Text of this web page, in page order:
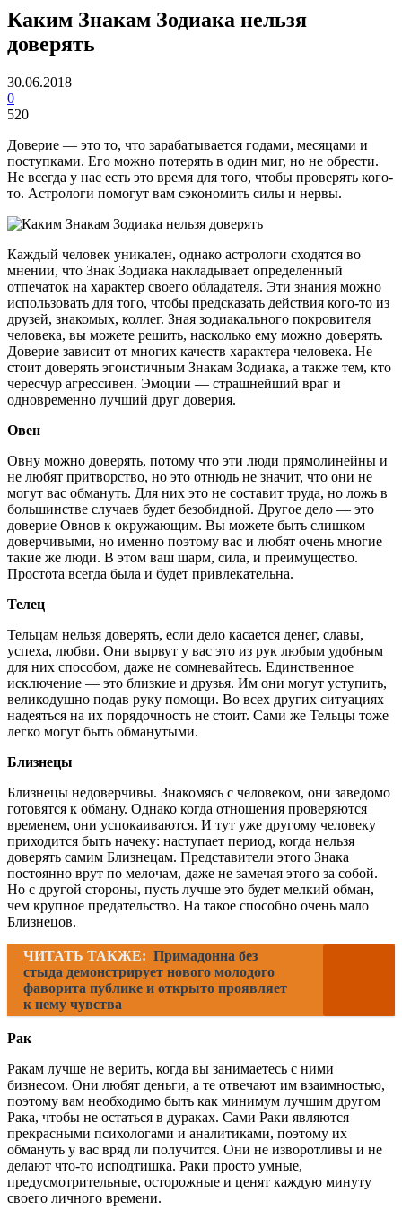
Каким Знакам Зодиака нельзя
доверять
30.06.2018
0
520
Доверие — это то, что зарабатывается годами, месяцами и
поступками. Его можно потерять в один миг, но не обрести.
Не всегда у нас есть это время для того, чтобы проверять кого-
то. Астрологи помогут вам сэкономить силы и нервы.
Каждый человек уникален, однако астрологи сходятся во
мнении, что Знак Зодиака накладывает определенный
отпечаток на характер своего обладателя. Эти знания можно
использовать для того, чтобы предсказать действия кого-то из
друзей, знакомых, коллег. Зная зодиакального покровителя
человека, вы можете решить, насколько ему можно доверять.
Доверие зависит от многих качеств характера человека. Не
стоит доверять эгоистичным Знакам Зодиака, а также тем, кто
чересчур агрессивен. Эмоции — страшнейший враг и
одновременно лучший друг доверия.
Овен
Овну можно доверять, потому что эти люди прямолинейны и
не любят притворство, но это отнюдь не значит, что они не
могут вас обмануть. Для них это не составит труда, но ложь в
большинстве случаев будет безобидной. Другое дело — это
доверие Овнов к окружающим. Вы можете быть слишком
доверчивыми, но именно поэтому вас и любят очень многие
такие же люди. В этом ваш шарм, сила, и преимущество.
Простота всегда была и будет привлекательна.
Телец
Тельцам нельзя доверять, если дело касается денег, славы,
успеха, любви. Они вырвут у вас это из рук любым удобным
для них способом, даже не сомневайтесь. Единственное
исключение — это близкие и друзья. Им они могут уступить,
великодушно подав руку помощи. Во всех других ситуациях
надеяться на их порядочность не стоит. Сами же Тельцы тоже
легко могут быть обманутыми.
Близнецы
Близнецы недоверчивы. Знакомясь с человеком, они заведомо
готовятся к обману. Однако когда отношения проверяются
временем, они успокаиваются. И тут уже другому человеку
приходится быть начеку: наступает период, когда нельзя
доверять самим Близнецам. Представители этого Знака
постоянно врут по мелочам, даже не замечая этого за собой.
Но с другой стороны, пусть лучше это будет мелкий обман,
чем крупное предательство. На такое способно очень мало
Близнецов.
ЧИТАТЬ ТАКЖЕ: Примадонна без
стыда демонстрирует нового молодого
фаворита публике и открыто проявляет
к нему чувства
Рак
Ракам лучше не верить, когда вы занимаетесь с ними
бизнесом. Они любят деньги, а те отвечают им взаимностью,
поэтому вам необходимо быть как минимум лучшим другом
Рака, чтобы не остаться в дураках. Сами Раки являются
прекрасными психологами и аналитиками, поэтому их
обмануть у вас вряд ли получится. Они не изворотливы и не
делают что-то исподтишка. Раки просто умные,
предусмотрительные, осторожные и ценят каждую минуту
своего личного времени.